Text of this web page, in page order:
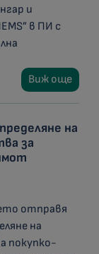
и
в ПИ с
Виж още
на
за
отправя
на
покупко-